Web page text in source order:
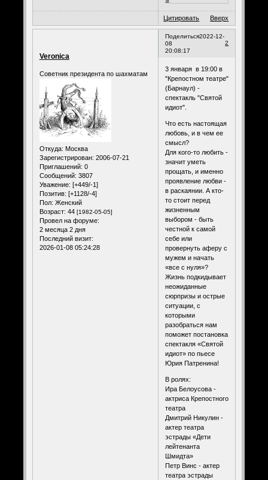
Цитировать Вверх
Поделиться
2
2022-12-
08
20:08:17
Veronica
Советник президента по шахматам
Откуда: Москва
Зарегистрирован: 2006-07-21
Приглашений: 0
Сообщений: 3807
Уважение: [+449/-1]
Позитив: [+1128/-4]
Пол: Женский
Возраст: 44 [1982-05-05]
Провел на форуме:
2 месяца 2 дня
Последний визит:
2026-01-08 05:24:28
3 января в 19:00 в
"Крепостном театре"
(Барнаул) -
спектакль "Святой
идиот".
Что есть настоящая
любовь, и в чем ее
смысл?
Для кого-то любить -
значит уметь
прощать, и именно
проявление любви -
в раскаянии. А кто-
то стоит перед
жизненным
выбором - быть
честной к самой
себе или
провернуть аферу с
мужем и начать
«все с нуля»?
Жизнь подкидывает
неожиданные
сюрпризы и острые
ситуации, с
которыми
разобраться нам
поможет постановка
спектакля «Святой
идиот» по пьесе
Юрия Патренина!
В ролях:
Ира Белоусова -
актриса Крепостного
театра
Дмитрий Никулин -
актер театра
эстрады «Дети
лейтенанта
Шмидта»
Петр Винс - актер
театра эстрады